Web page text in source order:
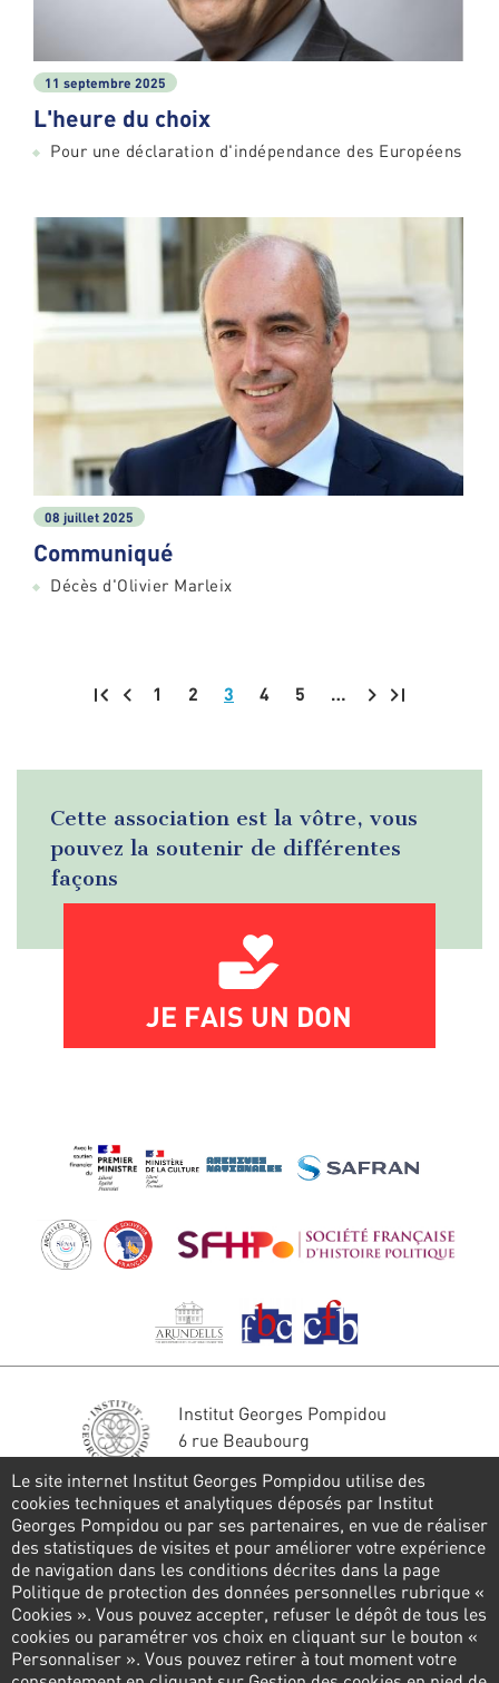
11 septembre 2025
L'heure du choix
Pour une déclaration d'indépendance des Européens
08 juillet 2025
Communiqué
Décès d'Olivier Marleix
1 2 3 4 5 …
Cette association est la vôtre, vous
pouvez la soutenir de différentes
façons
JE FAIS UN DON
Institut Georges Pompidou
6 rue Beaubourg
Tél. : 01 44 78 41 22
Restons en contact
FORMULAIRE DE CONTACT
Suivez-nous
Le site internet Institut Georges Pompidou utilise des
cookies techniques et analytiques déposés par Institut
Georges Pompidou ou par ses partenaires, en vue de réaliser
des statistiques de visites et pour améliorer votre expérience
de navigation dans les conditions décrites dans la page
Politique de protection des données personnelles rubrique «
Cookies ». Vous pouvez accepter, refuser le dépôt de tous les
cookies ou paramétrer vos choix en cliquant sur le bouton «
Personnaliser ». Vous pouvez retirer à tout moment votre